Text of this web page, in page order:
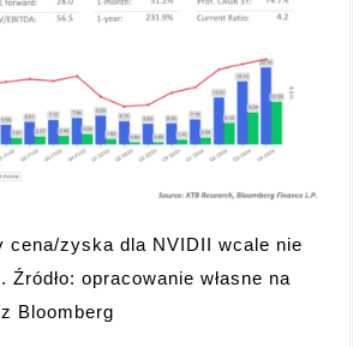
cena/zyska dla NVIDII wcale nie
opracowanie własne na
Bloomberg